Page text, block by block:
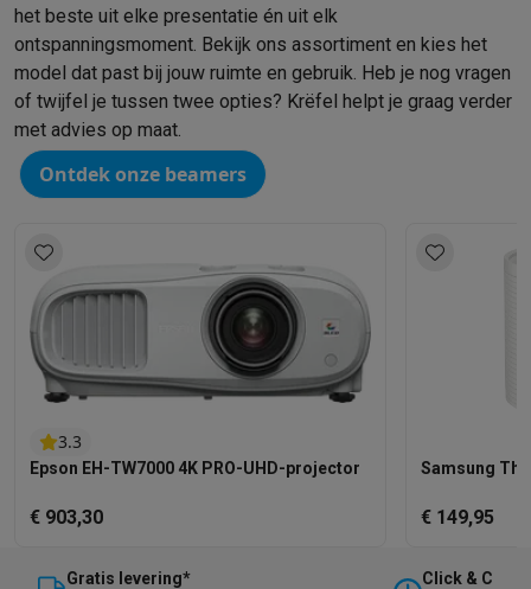
het beste uit elke presentatie én uit elk
ontspanningsmoment. Bekijk ons assortiment en kies het
model dat past bij jouw ruimte en gebruik. Heb je nog vragen
of twijfel je tussen twee opties? Krëfel helpt je graag verder
met advies op maat.
Ontdek onze beamers
3.3
Epson EH-TW7000 4K PRO-UHD-projector
€ 903,30
Samsung
€ 149,95
Gratis levering* Click &